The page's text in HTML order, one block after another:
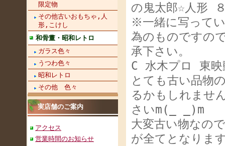
限定物
その他古いおもちゃ,人
形,こけし
和骨董・昭和レトロ
ガラス色々
うつわ色々
昭和レトロ
その他 色々
実店舗のご案内
アクセス
営業時間のお知らせ
の鬼太郎☆人形
※一緒に写って
為のものですの
承下さい。
C 水木プロ 東映
とても古い品物
るかもしれませ
さいm(_ _)m
大変古い物なの
が全てとなりま